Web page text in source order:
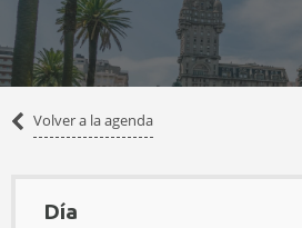
Volver
agenda
Volver a la agenda
Día